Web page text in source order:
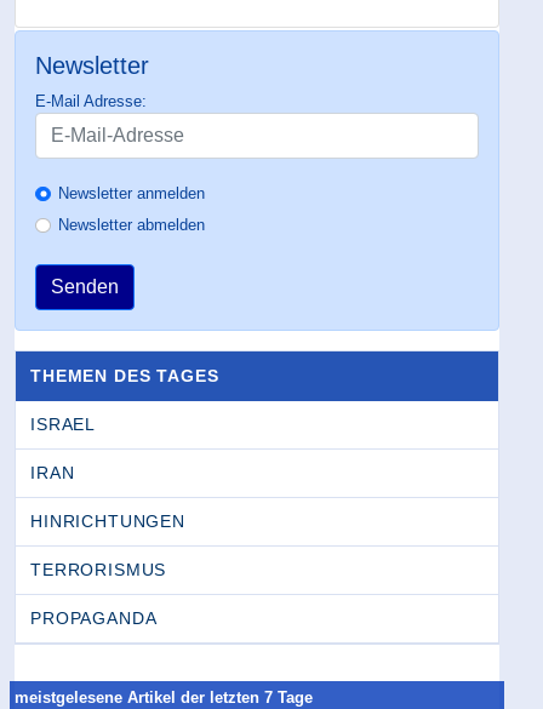
Newsletter
E-Mail Adresse:
Newsletter anmelden
Newsletter abmelden
Senden
THEMEN DES TAGES
ISRAEL
IRAN
HINRICHTUNGEN
TERRORISMUS
PROPAGANDA
meistgelesene Artikel der letzten 7 Tage